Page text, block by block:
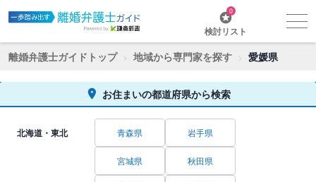
0
検討リスト
離婚弁護士ガイドトップ 地域から専門家を探す 愛媛県
お住まいの都道府県から検索
北海道・東北 青森県 岩手県
宮城県 秋田県